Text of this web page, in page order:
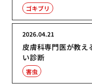
ゴキブリ
皮膚科専門医が教え
い診断
2026.04.21
害虫